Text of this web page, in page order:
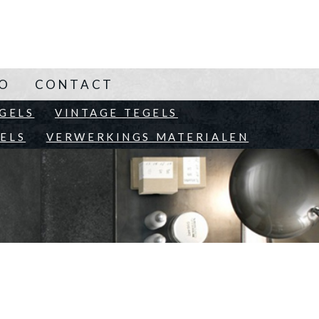
VINTAGE TEGELS
VERWERKINGS MATERIALEN
CONTACT